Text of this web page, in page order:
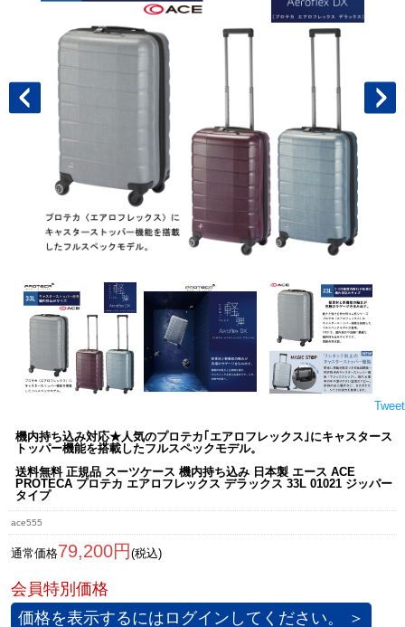
Tweet
機内持ち込み対応★人気のプロテカ｢エアロフレックス｣にキャスタース
トッパー機能を搭載したフルスペックモデル。
送料無料 正規品 スーツケース 機内持ち込み 日本製 エース ACE
PROTECA プロテカ エアロフレックス デラックス 33L 01021 ジッパー
タイプ
ace555
通常価格79,200円 (税込)
価格を表示するにはログインしてください。 ＞